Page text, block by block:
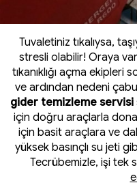
Tuvaletiniz tıkalıysa,
stresli olabilir! Oraya
tıkanıklığı açma
ve ardından nedeni
gider temizleme servisi
için doğru araçlarla
için basit araçlara ve
yüksek basınçlı su jeti
Tecrübemizle, işi tek